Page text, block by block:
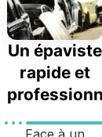
Un épaviste
rapide et
Face à un